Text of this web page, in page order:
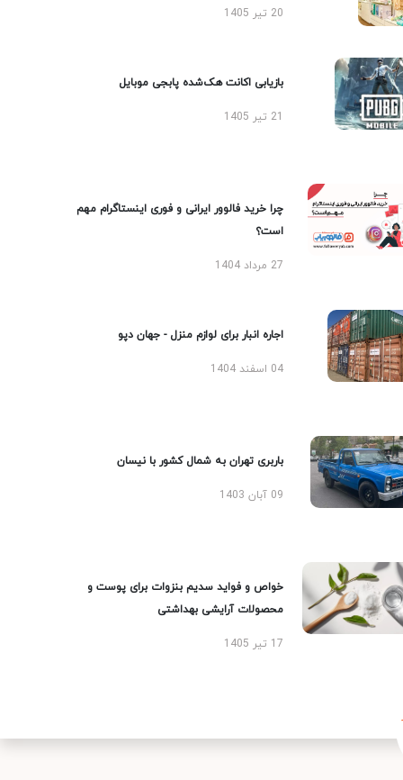
20 تیر 1405
بازیابی اکانت هک‌شده پابجی موبایل
چرا خرید فالوور ایرانی و فوری اینستاگرام مهم
است؟
27 مرداد 1404
اجاره انبار برای لوازم منزل - جهان دپو
04 اسفند 1404
باربری تهران به شمال کشور با نیسان
09 آبان 1403
خواص و فواید سدیم بنزوات برای پوست و
محصولات آرایشی بهداشتی
17 تیر 1405